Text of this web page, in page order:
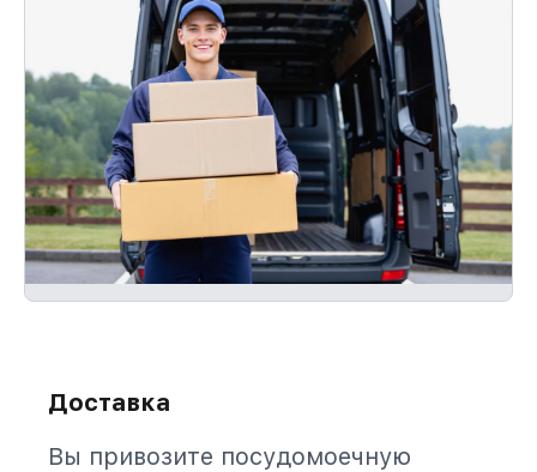
Доставка
Вы привозите посудомоечную